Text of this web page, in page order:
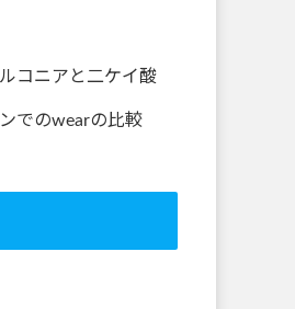
コニアと二ケイ酸
でのwearの比較